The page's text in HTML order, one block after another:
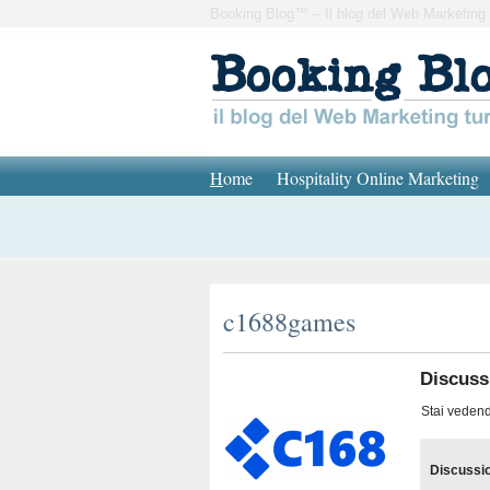
Booking Blog™ – Il blog del Web Marketing
Home Hospitality Online Marketing
c1688games
Stai